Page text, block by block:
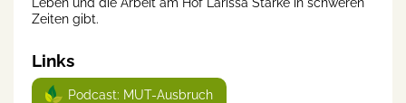
Zeiten gibt.
Links
Podcast: MUT-Ausbruch